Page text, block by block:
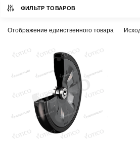
ФИЛЬТР ТОВАРОВ
Отображение единственного товара